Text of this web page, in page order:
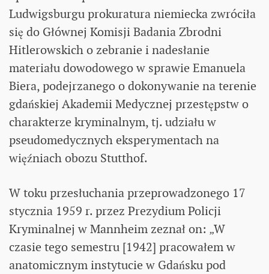
Ludwigsburgu prokuratura niemiecka zwróciła
się do Głównej Komisji Badania Zbrodni
Hitlerowskich o zebranie i nadesłanie
materiału dowodowego w sprawie Emanuela
Biera, podejrzanego o dokonywanie na terenie
gdańskiej Akademii Medycznej przestępstw o
charakterze kryminalnym, tj. udziału w
pseudomedycznych eksperymentach na
więźniach obozu Stutthof.
W toku przesłuchania przeprowadzonego 17
stycznia 1959 r. przez Prezydium Policji
Kryminalnej w Mannheim zeznał on: „W
czasie tego semestru [1942] pracowałem w
anatomicznym instytucie w Gdańsku pod